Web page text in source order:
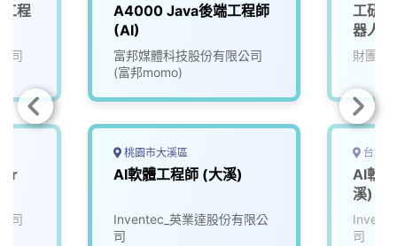
程
司
司
A4000 Java後端工程師
(AI)
富邦媒體科技股份有限公司
(富邦momo)
桃園市大溪區
AI軟體工程師 (大溪)
Inventec_英業達股份有限公
司
工研
器人
財團法
台北
AI軟
溪)
司